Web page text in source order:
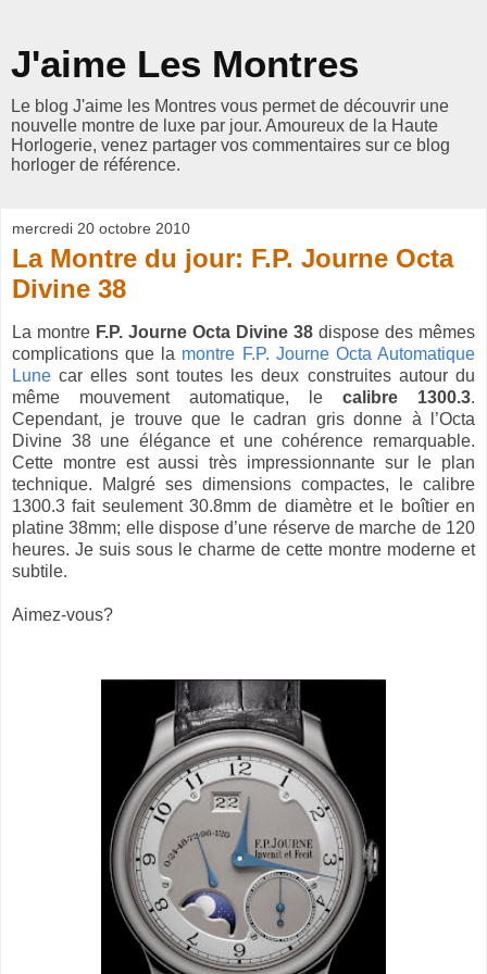
J'aime Les Montres
Le blog J'aime les Montres vous permet de découvrir une
nouvelle montre de luxe par jour. Amoureux de la Haute
Horlogerie, venez partager vos commentaires sur ce blog
horloger de référence.
mercredi 20 octobre 2010
La Montre du jour: F.P. Journe Octa
Divine 38
La montre F.P. Journe Octa Divine 38 dispose des mêmes
complications que la montre F.P. Journe Octa Automatique
Lune car elles sont toutes les deux construites autour du
même mouvement automatique, le calibre 1300.3.
Cependant, je trouve que le cadran gris donne à l’Octa
Divine 38 une élégance et une cohérence remarquable.
Cette montre est aussi très impressionnante sur le plan
technique. Malgré ses dimensions compactes, le calibre
1300.3 fait seulement 30.8mm de diamètre et le boîtier en
platine 38mm; elle dispose d’une réserve de marche de 120
heures. Je suis sous le charme de cette montre moderne et
subtile.
Aimez-vous?